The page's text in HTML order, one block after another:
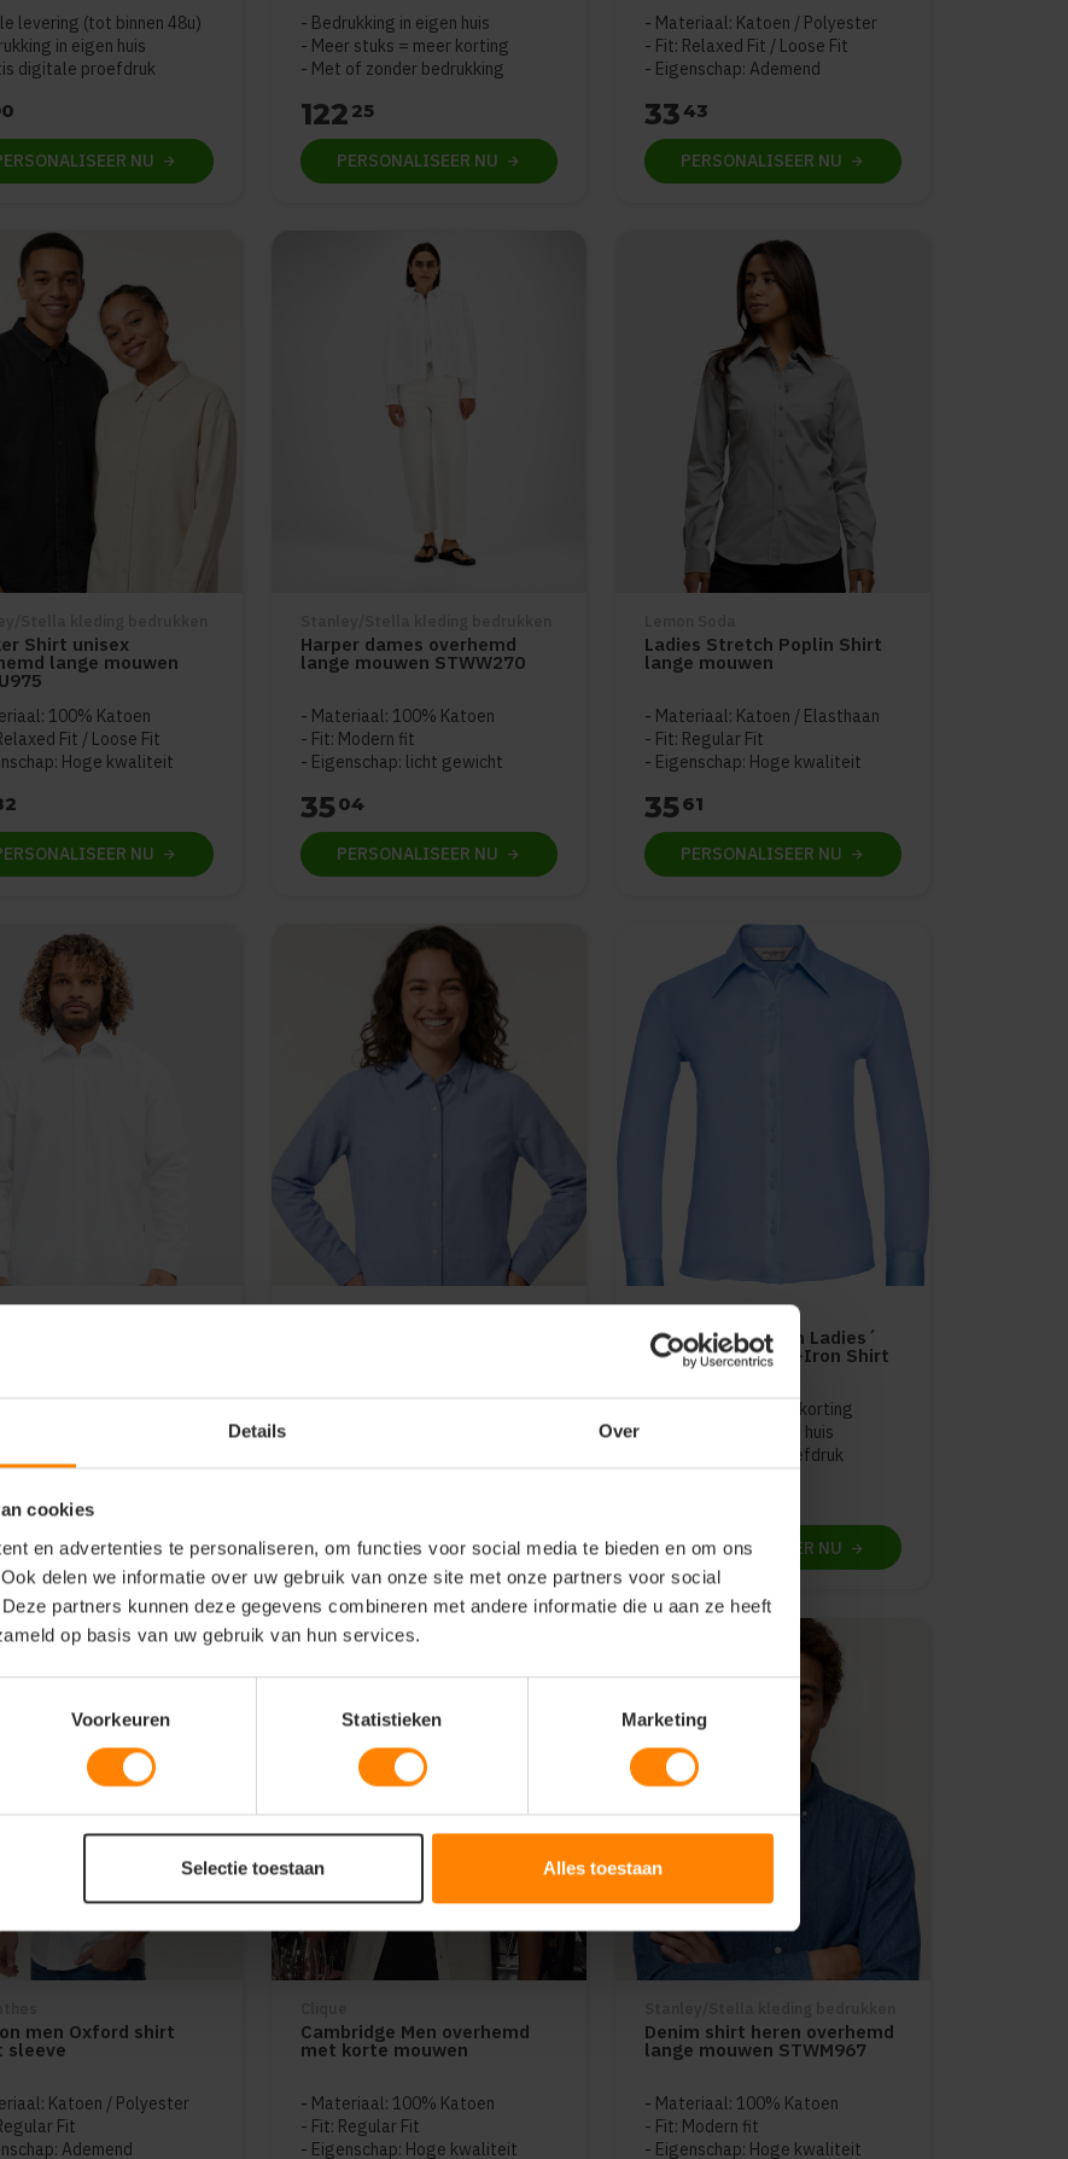
Details Over
cookies
en advertenties te personaliseren, om functies voor social media te bieden en om ons
delen we informatie over uw gebruik van onze site met onze partners voor social
partners kunnen deze gegevens combineren met andere informatie die u aan ze heeft
op basis van uw gebruik van hun services.
Voorkeuren Statistieken Marketing
Selectie toestaan Alles toestaan
levering (tot binnen 48u)
in eigen huis
digitale proefdruk
NU
Bedrukking in eigen huis
Meer stuks = meer korting
Met of zonder bedrukking
122 25
PERSONALISEER NU
Materiaal: Katoen / Polyester
Fit: Relaxed Fit / Loose Fit
Eigenschap: Ademend
3343
PERSONALISEER NU
Shirt unisex
lange mouwen
100% Katoen
Fit / Loose Fit
Hoge kwaliteit
NU
Harper dames overhemd
lange mouwen STWW270
Materiaal: 100% Katoen
Fit: Modern fit
Eigenschap: licht gewicht
3504
PERSONALISEER NU
Ladies Stretch Poplin Shirt
lange mouwen
Materiaal: Katoen / Elasthaan
Fit: Regular Fit
Eigenschap: Hoge kwaliteit
3561
PERSONALISEER NU
NU PERSONALISEERNU
Russell Collection Ladies´
L/S Ultimate Non-Iron Shirt
Z956F
Meer stuks = meer korting
Bedrukking in eigen huis
Gratis digitale proefdruk
PERSONALISEER NU
men Oxford shirt
sleeve
Katoen / Polyester
Fit
Ademend
Cambridge Men overhemd
met korte mouwen
Materiaal: 100% Katoen
Fit: Regular Fit
Eigenschap: Hoge kwaliteit
Denim shirt heren overhemd
lange mouwen STWM967
Materiaal: 100% Katoen
Fit: Modern fit
Eigenschap: Hoge kwaliteit